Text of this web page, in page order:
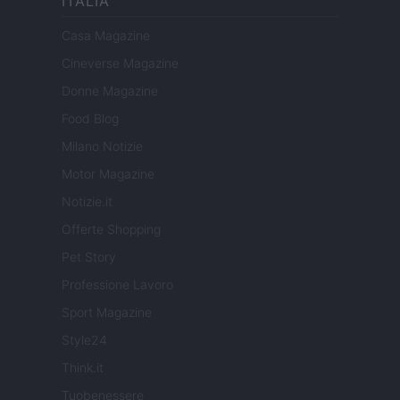
Casa Magazine
Cineverse Magazine
Donne Magazine
Food Blog
Milano Notizie
Motor Magazine
Notizie.it
Offerte Shopping
Professione Lavoro
Sport Magazine
Style24
Think.it
Tuobenessere